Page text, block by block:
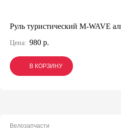
Руль туристический M-WAVE
Цена: 980 р.
В КОРЗИНУ
В КОРЗИНУ
В КОРЗИНУ
Велозапчасти